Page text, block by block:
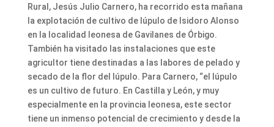
Rural, Jesús Julio Carnero, ha recorrido esta mañana
la explotación de cultivo de lúpulo de Isidoro Alonso
en la localidad leonesa de Gavilanes de Órbigo.
También ha visitado las instalaciones que este
agricultor tiene destinadas a las labores de pelado y
secado de la flor del lúpulo. Para Carnero, “el lúpulo
es un cultivo de futuro. En Castilla y León, y muy
especialmente en la provincia leonesa, este sector
tiene un inmenso potencial de crecimiento y desde la